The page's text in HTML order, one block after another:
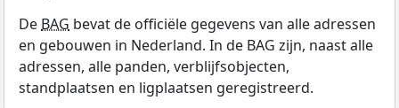
De BAG bevat de officiële gegevens van alle adressen
en gebouwen in Nederland. In de BAG zijn, naast alle
adressen, alle panden, verblijfsobjecten,
standplaatsen en ligplaatsen geregistreerd.